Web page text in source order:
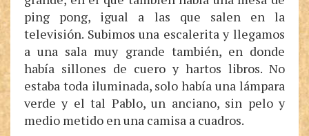
ping pong, igual a las que salen en la
televisión. Subimos una escalerita y llegamos
a una sala muy grande también, en donde
había sillones de cuero y hartos libros. No
estaba toda iluminada, solo había una lámpara
verde y el tal Pablo, un anciano, sin pelo y
medio metido en una camisa a cuadros.